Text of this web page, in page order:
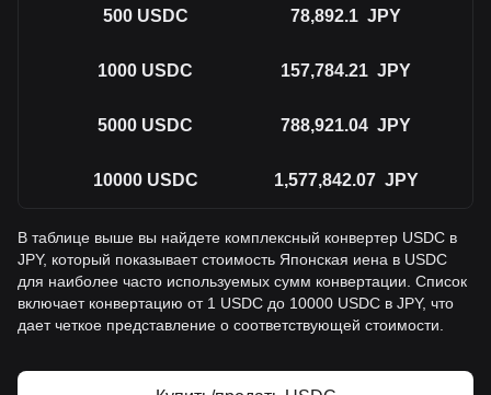
500 USDC 78,892.1 JPY
1000 USDC 157,784.21 JPY
5000 USDC 788,921.04 JPY
10000 USDC 1,577,842.07 JPY
В таблице выше вы найдете комплексный конвертер USDC в
JPY, который показывает стоимость Японская иена в USDC
для наиболее часто используемых сумм конвертации. Список
включает конвертацию от 1 USDC до 10000 USDC в JPY, что
дает четкое представление о соответствующей стоимости.